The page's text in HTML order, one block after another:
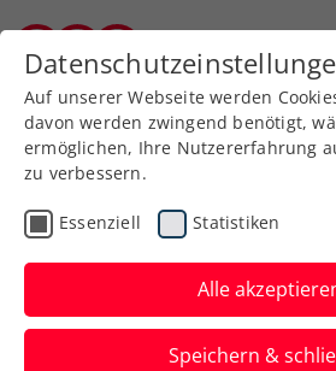
Aktuelle
Auf unserer Webseite werden
davon werden zwingend benötigt,
ermöglichen, Ihre Nutzererfahrung
zu verbessern.
Essenziell Statistiken
Alle
Speichern &